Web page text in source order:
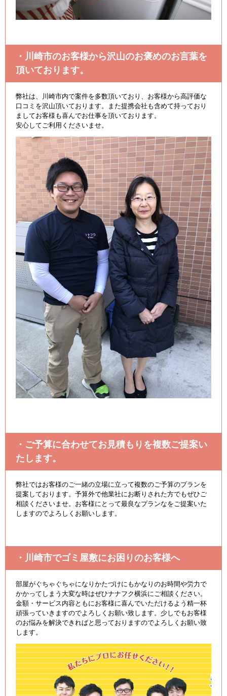
・川崎市のお客様から沢山のお褒めのお言葉を
頂いております。
弊社は、川崎市内で案件を多数頂いており、お客様から高評価な
口コミを沢山頂いております。また提携会社も含めて持っており
ましてお客様も喜んでお仕事を頂いております。
安心してご利用くださいませ。
・ご予算に合わせてお見積もりを複数ご提案い
たします。
弊社ではお客様のご一緒の立場に立って複数のご予算のプランを
提案しております。予算外で他業社にお断りされた方でもぜひご
相談くださいませ。お客様にとって最良なプランなをご提案いた
しますのでよろしくお願いします。
・川崎市でゴミ屋敷にお困りのお客様へ
部屋がぐちゃぐちゃになりかたづけにもかなりのお時間や労力で
かかってしまう大変な時はぜひナナフク横浜にご相談ください。
金額・サービス内容ともにお客様に喜んでいただけるよう精一杯
頑張っていきますのでよろしくお願い致します。少しでもお客様
のお悩みを解決できればと思っておりますのでよろしくお願い致
します。